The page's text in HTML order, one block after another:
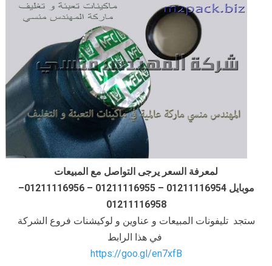
لمعرفة السعر يرجى التواصل مع المبيعات
موبايل 01211116954 – 01211116955 – 01211116956–
01211116958
ستجد تليفونات المبيعات و عناوين و لوكيشنات فروع الشركة
في هذا الرابط
https://goo.gl/en7xfB